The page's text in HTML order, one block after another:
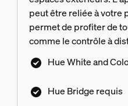
peut être reliée à votre
permet de profiter de
comme le contrôle à
programmation. Vous
type d'ambiance. Le
Hue White and
Hue Bridge requis